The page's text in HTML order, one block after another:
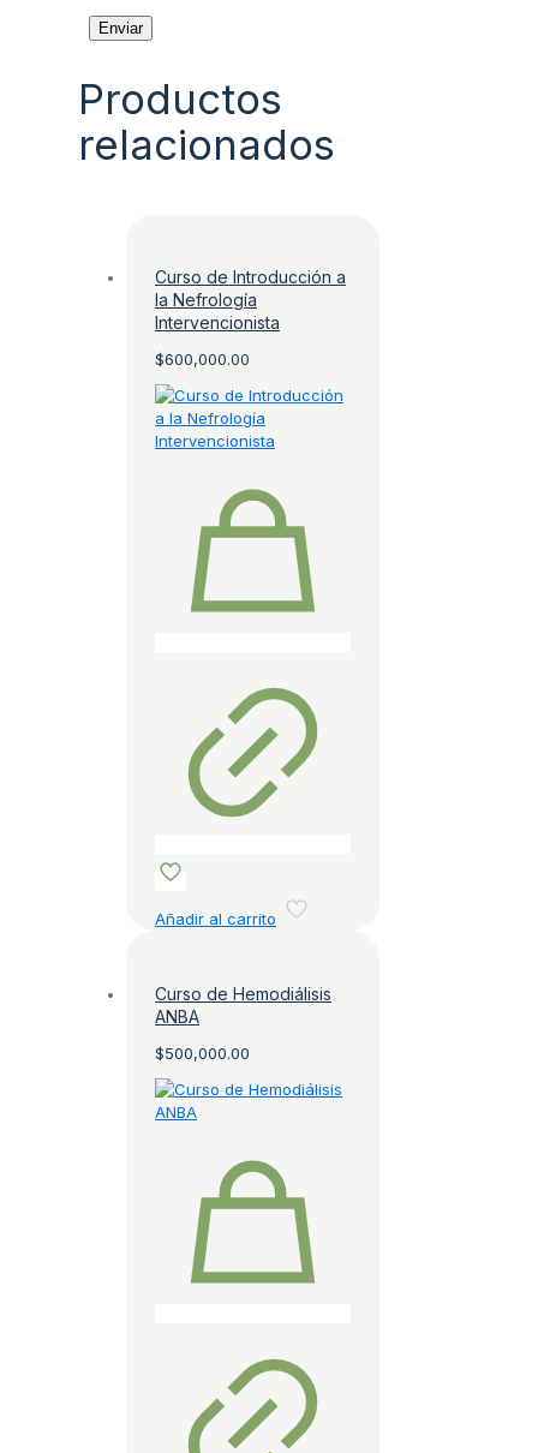
Productos
relacionados
Curso de Introducción a
la Nefrología
Intervencionista
$600,000.00
Añadir al carrito
Curso de Hemodiálisis
ANBA
$500,000.00